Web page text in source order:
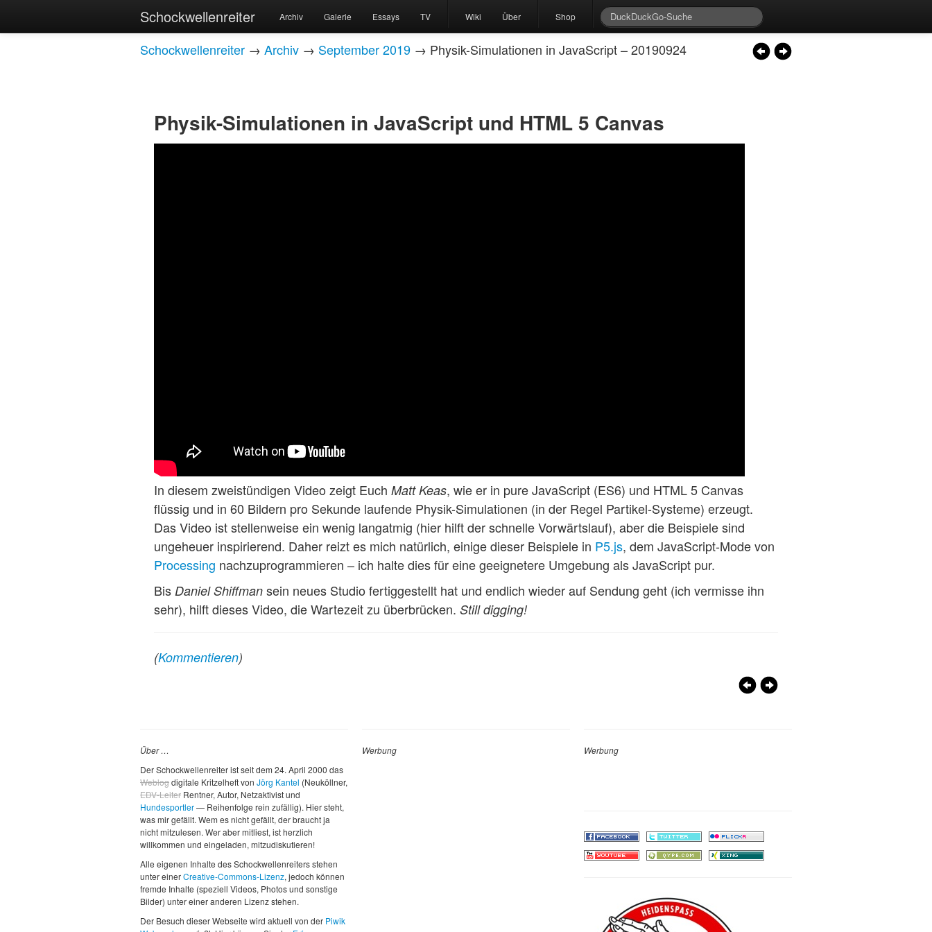
Schockwellenreiter Archiv Galerie Essays TV Wiki Über Shop
Schockwellenreiter → Archiv → September 2019 → Physik-Simulationen in JavaScript – 20190924
Physik-Simulationen in JavaScript und HTML 5 Canvas
In diesem zweistündigen Video zeigt Euch Matt Keas, wie er in pure JavaScript (ES6) und HTML 5 Canvas
flüssig und in 60 Bildern pro Sekunde laufende Physik-Simulationen (in der Regel Partikel-Systeme) erzeugt.
Das Video ist stellenweise ein wenig langatmig (hier hilft der schnelle Vorwärtslauf), aber die Beispiele sind
ungeheuer inspirierend. Daher reizt es mich natürlich, einige dieser Beispiele in P5.js, dem JavaScript-Mode von
Processing nachzuprogrammieren – ich halte dies für eine geeignetere Umgebung als JavaScript pur.
Bis Daniel Shiffman sein neues Studio fertiggestellt hat und endlich wieder auf Sendung geht (ich vermisse ihn
sehr), hilft dieses Video, die Wartezeit zu überbrücken. Still digging!
(Kommentieren)
Über …
Der Schockwellenreiter ist seit dem 24. April 2000 das
Weblogdigitale Kritzelheft von Jörg Kantel (Neuköllner,
EDV-Leiter Rentner, Autor, Netzaktivist und
Hundesportler— Reihenfolge rein zufällig). Hier steht,
was mir gefällt. Wem es nicht gefällt, der braucht ja
nicht mitzulesen. Wer aber mitliest, ist herzlich
willkommen und eingeladen, mitzudiskutieren!
Alle eigenen Inhalte des Schockwellenreiters stehen
unter einerCreative-Commons-Lizenz, jedoch können
fremde Inhalte (speziell Videos, Photos und sonstige
Bilder) unter einer anderen Lizenz stehen.
Der Besuch dieser Webseite wird aktuell von der Piwik
Werbung Werbung